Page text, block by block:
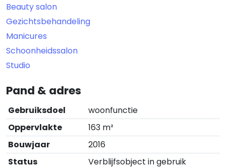
Beauty salon
Gezichtsbehandeling
Manicures
Schoonheidssalon
Studio
Pand & adres
Gebruiksdoel
woonfunctie
Oppervlakte
163 m²
Bouwjaar
2016
Status
Verblijfsobject in gebruik